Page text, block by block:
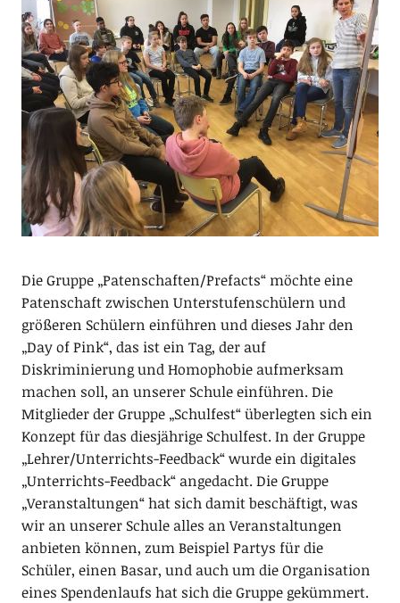
Die Gruppe „Patenschaften/Prefacts“ möchte eine
Patenschaft zwischen Unterstufenschülern und
größeren Schülern einführen und dieses Jahr den
„Day of Pink“, das ist ein Tag, der auf
Diskriminierung und Homophobie aufmerksam
machen soll, an unserer Schule einführen. Die
Mitglieder der Gruppe „Schulfest“ überlegten sich ein
Konzept für das diesjährige Schulfest. In der Gruppe
„Lehrer/Unterrichts-Feedback“ wurde ein digitales
„Unterrichts-Feedback“ angedacht. Die Gruppe
„Veranstaltungen“ hat sich damit beschäftigt, was
wir an unserer Schule alles an Veranstaltungen
anbieten können, zum Beispiel Partys für die
Schüler, einen Basar, und auch um die Organisation
eines Spendenlaufs hat sich die Gruppe gekümmert.